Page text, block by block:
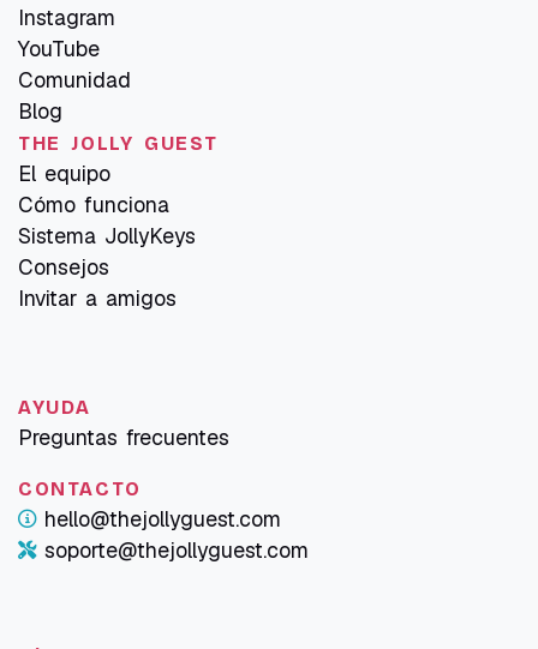
Instagram
YouTube
Comunidad
Blog
THE JOLLY GUEST
El equipo
Cómo funciona
Sistema JollyKeys
Consejos
Invitar a amigos
AYUDA
Preguntas frecuentes
CONTACTO
hello@thejollyguest.com
soporte@thejollyguest.com